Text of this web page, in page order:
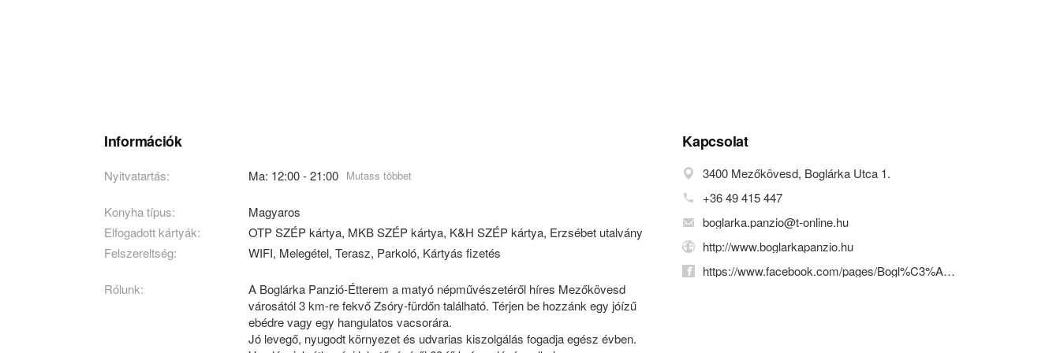
Információk
Nyitvatartás: Ma: 12:00 - 21:00 Mutass többet
Konyha típus:
Magyaros
Elfogadott kártyák:
OTP SZÉP kártya, MKB SZÉP kártya, K&H SZÉP kártya, Erzsébet utalvány
Felszereltség:
WIFI, Melegétel, Terasz, Parkoló, Kártyás fizetés
Rólunk:
A Boglárka Panzió-Étterem a matyó népművészetéről híres Mezőkövesd
városától 3 km-re fekvő Zsóry-fürdőn található. Térjen be hozzánk egy jóízű
ebédre vagy egy hangulatos vacsorára.
Jó levegő, nyugodt környezet és udvarias kiszolgálás fogadja egész évben.
Kapcsolat
3400 Mezőkövesd, Boglárka Utca 1.
+36 49 415 447
boglarka.panzio@t-online.hu
http://www.boglarkapanzio.hu
https://www.facebook.com/pages/Bogl%C3%A1rka-Panzi%C3%B3-%C3%89tterem/234780003206699